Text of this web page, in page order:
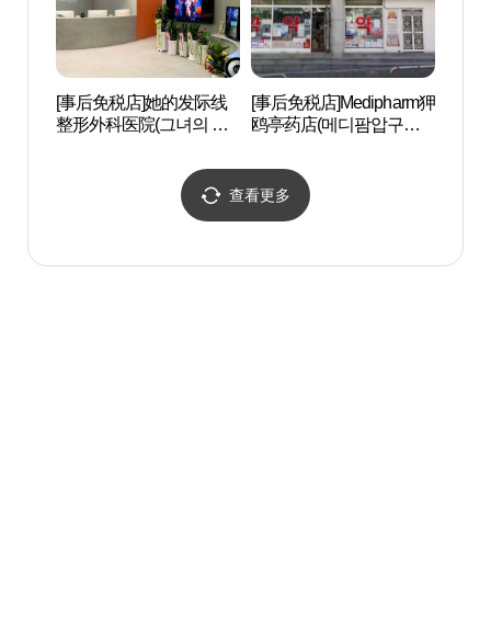
[事后免税店]她的发际线
整形外科医院(그녀의 헤
[事后免税店]Medipharm狎
鸥亭药店(메디팜압구정
查看更多